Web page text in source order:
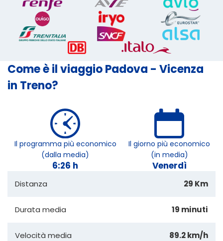
Come è il viaggio Padova - Vicenza
in Treno?
Il programma più economico
(dalla media)
6:26 h
Il giorno più economico
(in media)
Venerdì
Distanza 29 Km
Durata media 19 minuti
Velocità media 89.2 km/h